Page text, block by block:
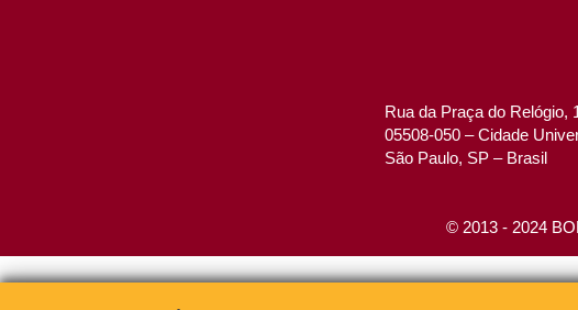
Rua da Praça do Relógio,
05508-050 – Cidade
São Paulo, SP – Brasil
© 2013 - 2024